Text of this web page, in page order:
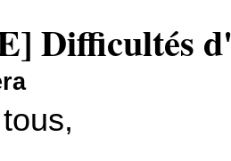
Difficultés